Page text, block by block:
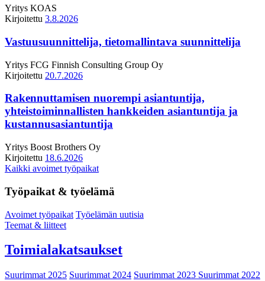
Yritys KOAS
Kirjoitettu 3.8.2026
Vastuusuunnittelija, tietomallintava suunnittelija
Yritys FCG Finnish Consulting Group Oy
Kirjoitettu 20.7.2026
Rakennuttamisen nuorempi asiantuntija,
yhteistoiminnallisten hankkeiden asiantuntija ja
kustannusasiantuntija
Yritys Boost Brothers Oy
Kirjoitettu 18.6.2026
Kaikki avoimet työpaikat
Työpaikat & työelämä
Avoimet työpaikat Työelämän uutisia
Teemat & liitteet
Toimialakatsaukset
Suurimmat 2025 Suurimmat 2024 Suurimmat 2023 Suurimmat 2022